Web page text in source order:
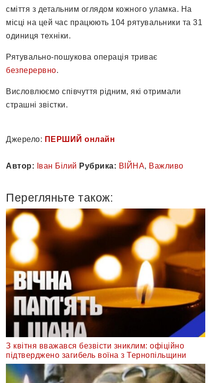
сміття з детальним оглядом кожного уламка. На
місці на цей час працюють 104 рятувальники та 31
одиниця техніки.
Рятувально-пошукова операція триває
безперервно.
Висловлюємо співчуття рідним, які отримали
страшні звістки.
Джерело: ПЕРШИЙ онлайн
Автор: Іван Білий Рубрика: ВІЙНА, Важливо
Перегляньте також:
З квітня вважався безвісти зниклим: офіційно
підтверджено загибель воїна з Тернопільщини